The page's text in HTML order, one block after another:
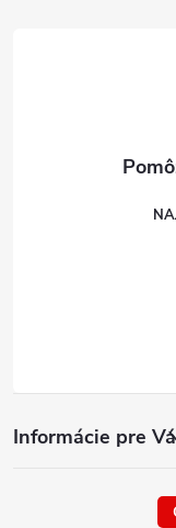
Informácie pre